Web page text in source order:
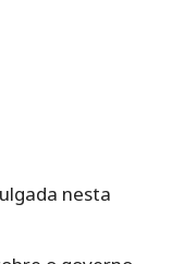
nesta